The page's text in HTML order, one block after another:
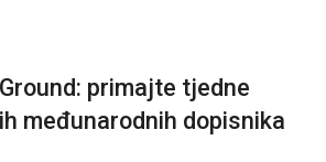
primajte tjedne
međunarodnih dopisnika